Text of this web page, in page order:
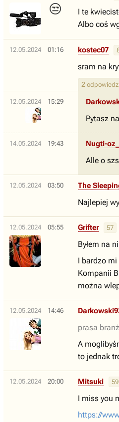
😒
I te
Albo coś
12.05.2024 01:16
2
kostec07
sram na
12.05.2024 15:29
Pytasz
14.05.2024 19:43 Nugti-
Alle o
12.05.2024 03:50 The
Najlepiej
12.05.2024 05:55 Grifter 57
Byłem na
I bardzo
Kompanii
można
12.05.2024 14:46
prasa
A
to jednak
12.05.2024 20:00 Mitsuki 59
I miss you
https://